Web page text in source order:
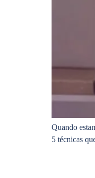
Quando
5 técnicas